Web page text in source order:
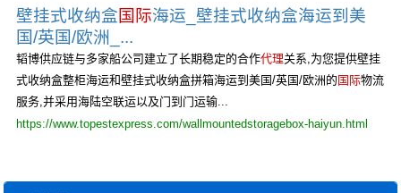
壁挂式收纳盒国际海运_壁挂式收纳盒海运到美
国/英国/欧洲_...
韬博供应链与多家船公司建立了长期稳定的合作代理关系,为您提供壁挂
式收纳盒整柜海运和壁挂式收纳盒拼箱海运到美国/英国/欧洲的 国际物流
服务,并采用海陆空联运以及门到门运输...
https://www.topestexpress.com/wallmountedstoragebox-haiyun.html